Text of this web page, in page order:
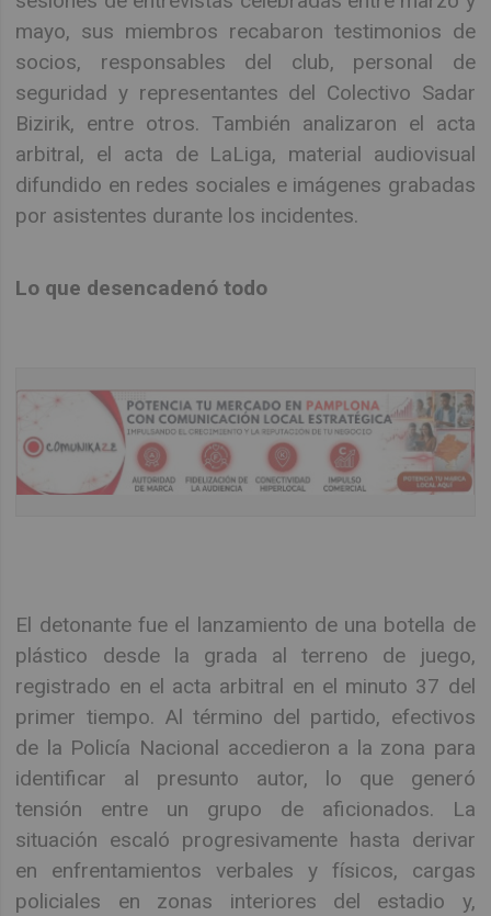
mayo, sus miembros recabaron testimonios de
socios, responsables del club, personal de
seguridad y representantes del Colectivo Sadar
Bizirik, entre otros. También analizaron el acta
arbitral, el acta de LaLiga, material audiovisual
difundido en redes sociales e imágenes grabadas
por asistentes durante los incidentes.
Lo que desencadenó todo
El detonante fue el lanzamiento de una botella de
plástico desde la grada al terreno de juego,
registrado en el acta arbitral en el minuto 37 del
primer tiempo. Al término del partido, efectivos
de la Policía Nacional accedieron a la zona para
identificar al presunto autor, lo que generó
tensión entre un grupo de aficionados. La
situación escaló progresivamente hasta derivar
en enfrentamientos verbales y físicos, cargas
policiales en zonas interiores del estadio y,